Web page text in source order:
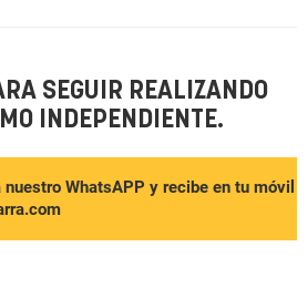
SEGUIR REALIZANDO
INDEPENDIENTE.
WhatsAPP y recibe en tu móvil